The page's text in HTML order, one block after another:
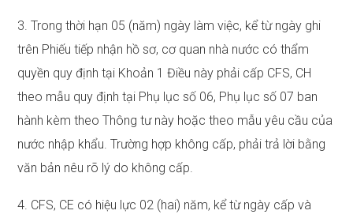
3. Trong thời hạn 05 (năm) ngày làm việc, kể từ ngày ghi
trên Phiếu tiếp nhận hồ sơ, cơ quan nhà nước có thẩm
quyền quy định tại Khoản 1 Điều này phải cấp CFS, CH
theo mẫu quy định tại Phụ lục số 06, Phụ lục số 07 ban
hành kèm theo Thông tư này hoặc theo mẫu yêu cầu của
nước nhập khẩu. Trường hợp không cấp, phải trả lời bằng
văn bản nêu rõ lý do không cấp.
4. CFS, CE có hiệu lực 02 (hai) năm, kể từ ngày cấp và